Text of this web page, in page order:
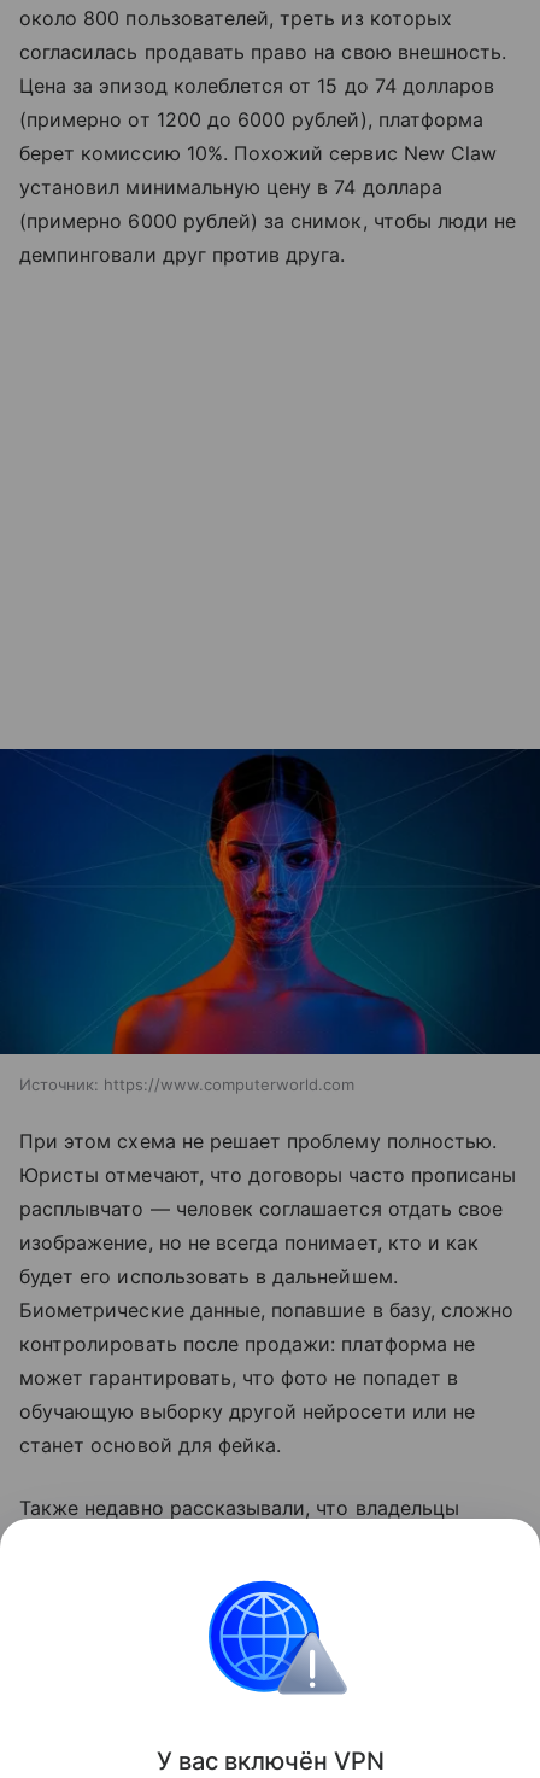
около 800 пользователей, треть из которых
согласилась продавать право на свою внешность.
Цена за эпизод колеблется от 15 до 74 долларов
(примерно от 1200 до 6000 рублей), платформа
берет комиссию 10%. Похожий сервис New Claw
установил минимальную цену в 74 доллара
(примерно 6000 рублей) за снимок, чтобы люди не
демпинговали друг против друга.
Источник: https://www.computerworld.com
При этом схема не решает проблему полностью.
Юристы отмечают, что договоры часто прописаны
расплывчато — человек соглашается отдать свое
изображение, но не всегда понимает, кто и как
будет его использовать в дальнейшем.
Биометрические данные, попавшие в базу, сложно
контролировать после продажи: платформа не
может гарантировать, что фото не попадет в
обучающую выборку другой нейросети или не
станет основой для фейка.
Также недавно рассказывали, что владельцы
просмотра микродрам. Подробности в
Искусственный интеллект
Поделиться
У вас включён VPN